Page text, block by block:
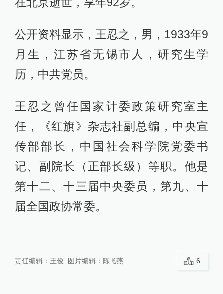
在北京逝世，享年92岁。
公开资料显示，王忍之，男，1933年9
月生，江苏省无锡市人，研究生学
历，中共党员。
王忍之曾任国家计委政策研究室主
任，《红旗》杂志社副总编，中央宣
传部部长，中国社会科学院党委书
记、副院长（正部长级）等职。他是
第十二、十三届中央委员，第九、十
届全国政协常委。
责任编辑： 王俊 图片编辑： 陈飞燕 6